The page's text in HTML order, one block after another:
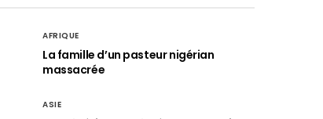
AFRIQUE
La famille d’un pasteur nigérian
massacrée
ASIE